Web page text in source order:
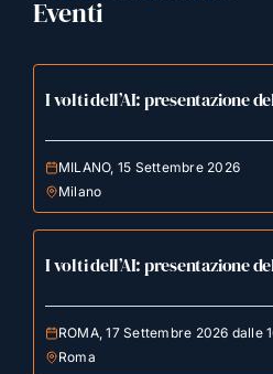
Eventi
I volti dell’AI: presentazione
MILANO, 15 Settembre 2026
Milano
I volti dell’AI: presentazione
ROMA, 17 Settembre 2026 dalle
Roma